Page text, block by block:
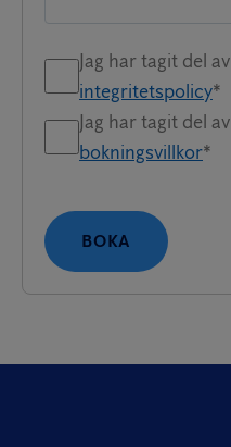
Jag har tagit del av
integritetspolicy*
Jag har tagit del av
bokningsvillkor*
BOKA